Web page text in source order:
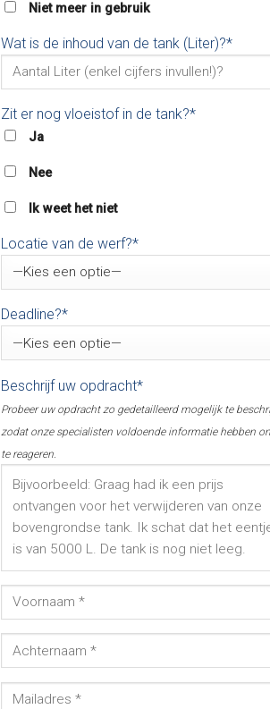
Niet meer in gebruik
Wat is de inhoud van de tank (Liter)?*
Zit er nog vloeistof in de tank?*
Ja
Nee
Ik weet het niet
Locatie van de werf?*
Deadline?*
Beschrijf uw opdracht*
Probeer uw opdracht zo gedetailleerd mogelijk te
zodat onze specialisten voldoende informatie hebben
te reageren.